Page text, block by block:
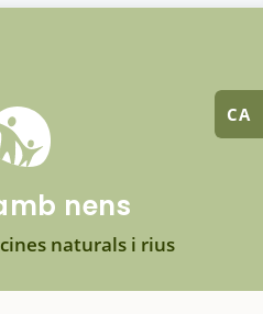
CA
nens
naturals i rius